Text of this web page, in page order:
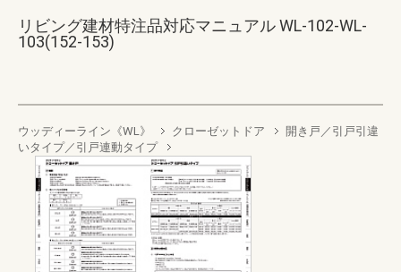
リビング建材特注品対応マニュアル WL-102-WL-
103(152-153)
ウッディーライン《WL》 クローゼットドア
開き戸／引戸引違
いタイプ／引戸連動タイプ